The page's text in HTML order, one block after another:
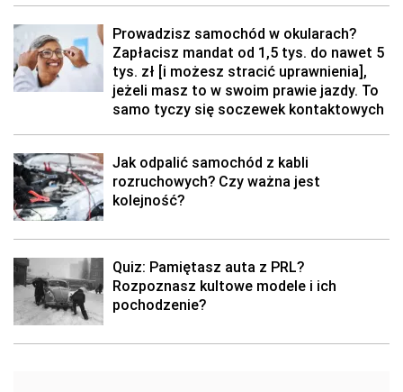
Prowadzisz samochód w okularach?
Zapłacisz mandat od 1,5 tys. do nawet 5
tys. zł [i możesz stracić uprawnienia],
jeżeli masz to w swoim prawie jazdy. To
samo tyczy się soczewek kontaktowych
Jak odpalić samochód z kabli
rozruchowych? Czy ważna jest
kolejność?
Quiz: Pamiętasz auta z PRL?
Rozpoznasz kultowe modele i ich
pochodzenie?